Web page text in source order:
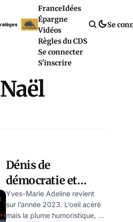
FranceIdées
Épargne
Vidéos
Règles du CDS
Se connecter
S'inscrire
Se
Naël
Dénis de
démocratie et
autres farces
globalistes: 2023
Yves-Marie Adeline revient
sur l’année 2023. L’oeil acéré
mais la plume humoristique, il